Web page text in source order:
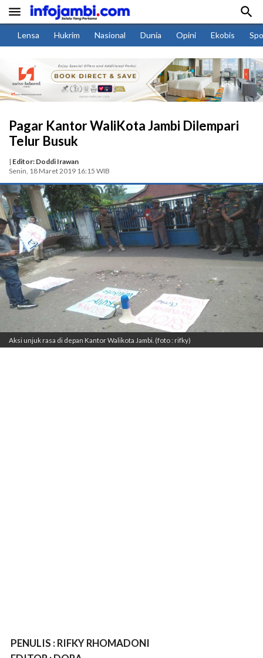
 
Lensa Hukrim Nasional Dunia Opini Ekobis
Pagar Kantor WaliKota Jambi Dilempari
Telur Busuk
| Editor: Doddi Irawan
Senin, 18 Maret 2019 16:15 WIB
Aksi unjuk rasa di depan Kantor Walikota Jambi. (foto : rifky)
PENULIS : RIFKY RHOMADONI